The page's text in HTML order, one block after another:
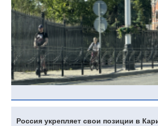
Россия укрепляет свои позиции в